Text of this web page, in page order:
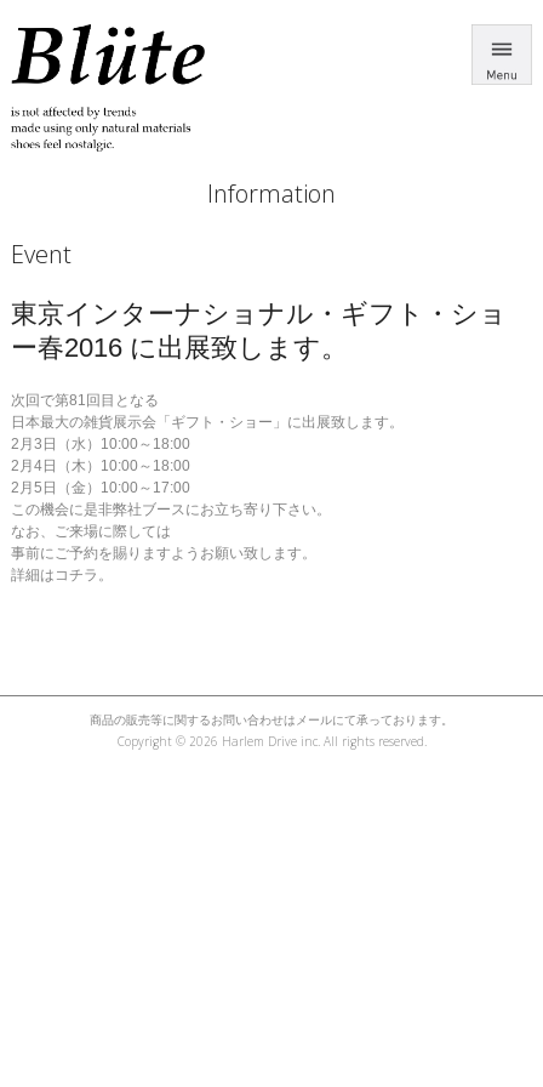
Information
Event
東京インターナショナル・ギフト・ショ
ー春2016 に出展致します。
次回で第81回目となる
日本最大の雑貨展示会「ギフト・ショー」に出展致します。
2月3日（水）10:00～18:00
2月4日（木）10:00～18:00
2月5日（金）10:00～17:00
この機会に是非弊社ブースにお立ち寄り下さい。
なお、ご来場に際しては
事前にご予約を賜りますようお願い致します。
詳細はコチラ。
商品の販売等に関するお問い合わせはメールにて承っております。
Copyright © 2026 Harlem Drive inc. All rights reserved.